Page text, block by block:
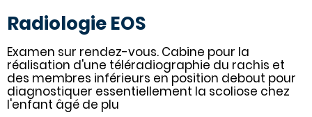
Radiologie EOS
Examen sur rendez-vous. Cabine pour la
réalisation d'une téléradiographie du rachis et
des membres inférieurs en position debout pour
diagnostiquer essentiellement la scoliose chez
l'enfant âgé de plu